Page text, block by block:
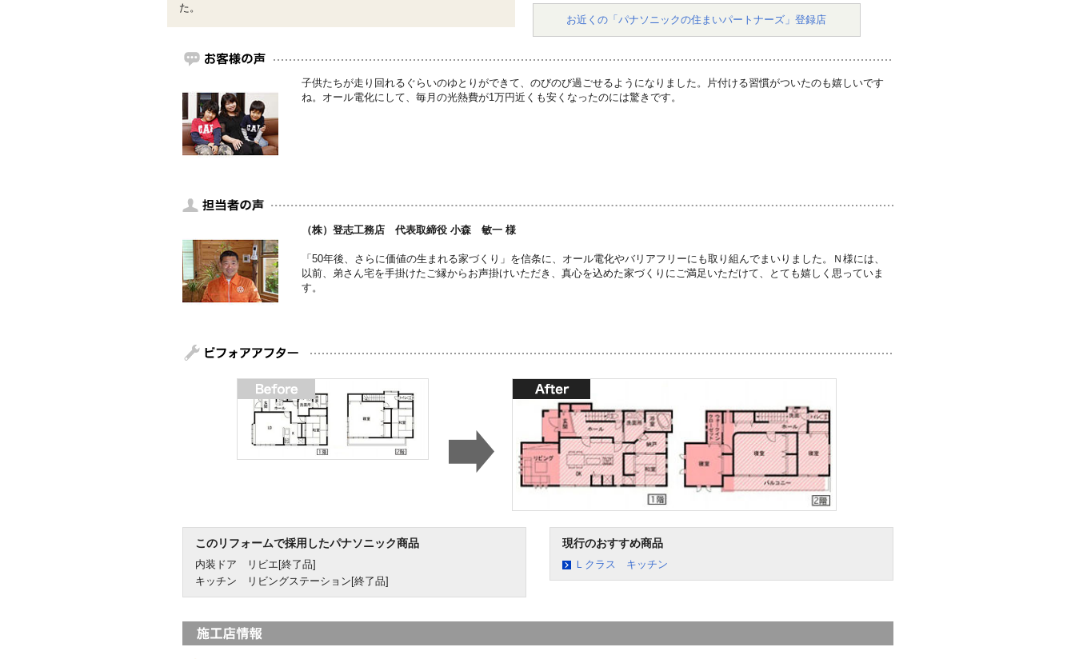
お近くの「パナソニックの住まいパートナーズ」登録店
た。
子供たちが走り回れるぐらいのゆとりができて、のびのび過ごせるようになりました。片付ける習慣がついたのも嬉しいです
ね。オール電化にして、毎月の光熱費が1万円近くも安くなったのには驚きです。
（株）登志工務店 代表取締役 小森 敏一 様
「50年後、さらに価値の生まれる家づくり」を信条に、オール電化やバリアフリーにも取り組んでまいりました。Ｎ様には、
以前、弟さん宅を手掛けたご縁からお声掛けいただき、真心を込めた家づくりにご満足いただけて、とても嬉しく思っていま
す。
このリフォームで採用したパナソニック商品
内装ドア リビエ[終了品]
キッチン リビングステーション[終了品]
現行のおすすめ商品
Ｌクラス キッチン